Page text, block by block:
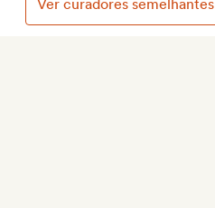
Ver curadores semelhantes